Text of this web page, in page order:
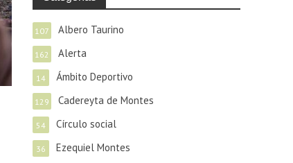
Albero Taurino
107
Alerta
162
Ámbito Deportivo
14
Cadereyta de Montes
129
Círculo social
54
Ezequiel Montes
36